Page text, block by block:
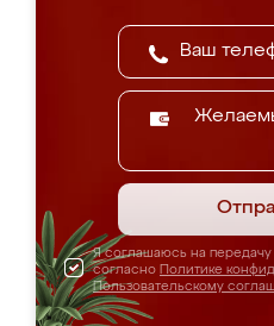
Я соглашаюсь на
согласно Политике
Пользовательскому